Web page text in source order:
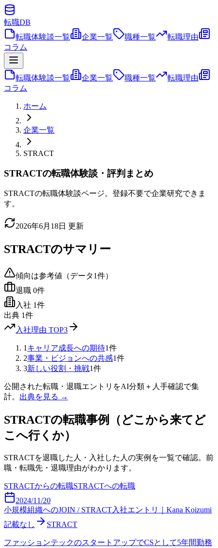
転職DB
転職体験談一覧
企業一覧 職種一覧
転職理由
コラム
転職体験談一覧 企業一覧 職種一覧
転職理由
コラム
ホーム
企業一覧
STRACT
STRACTの転職体験談・評判まとめ
STRACTの転職体験談ページ。登録不要で企業研究できま
す。
2026年6月18日 更新
STRACTのサマリー
傾向は参考値（データ1件）
退職 0件
入社 1件
出典 1件
入社理由 TOP3
1 キャリア成長への期待1件
2事業・ビジョンへの共感1件
3新しい役割・挑戦1件
公開された転職・退職エントリをAI分類＋人手確認で集
計。 出典を見る →
STRACTの転職事例（どこから来てど
こへ行くか）
STRACTを退職した人・入社した人の実例を一覧で確認。前
職・転職先・退職理由がわかります。
STRACTからの転職STRACTへの転職
2024/11/20
小規模組織へのJOIN / STRACT入社エントリ｜Kana Koizumi
記載なし
STRACT
ファッションテックのスタートアップでCSとして5年間勤務